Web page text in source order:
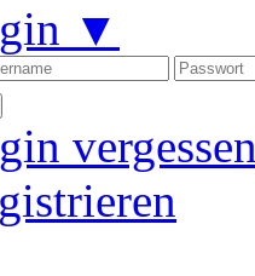
▼
vergessen